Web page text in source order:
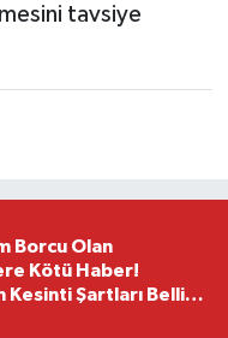
tavsiye
Borcu Olan
Kötü Haber!
Kesinti Şartları Belli